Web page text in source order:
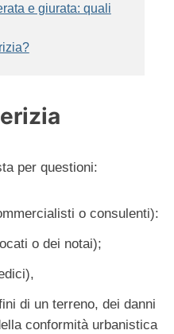
e giurata: quali
per questioni:
o consulenti):
o dei notai);
di un terreno, dei danni
conformità urbanistica